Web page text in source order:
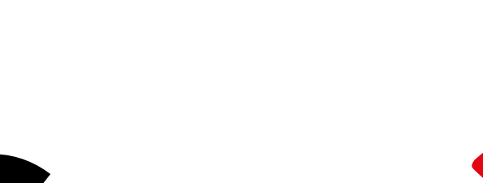
?
dans l’économie sociale et solidaire, alternative au tout libéral enjeux externes